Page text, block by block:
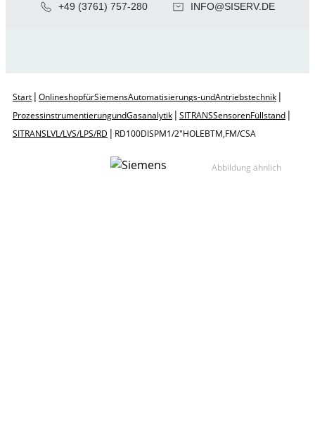
+49 (3761) 757-280 ED.VRE
SIS@OF
NI
Start | Onlineshop für Siemens Automatisierungs- und Antriebstechnik |
Prozessinstrumentierung und Gasanalytik | SITRANS Sensoren Füllstand |
SITRANS LVL / LVS / LPS / RD | RD100 DISP M 1/2"HOLE BTM, FM/CSA
Abbildung ähnlich